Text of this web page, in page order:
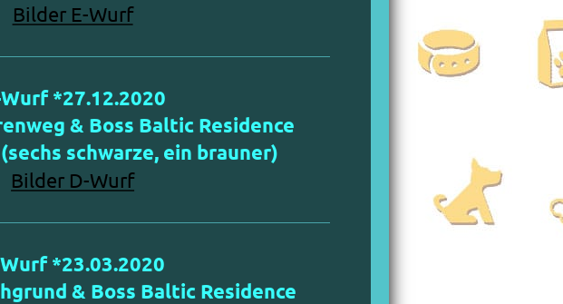
Bilder E-Wurf
*27.12.2020
& Boss Baltic Residence
schwarze, ein brauner)
Bilder D-Wurf
*23.03.2020
& Boss Baltic Residence